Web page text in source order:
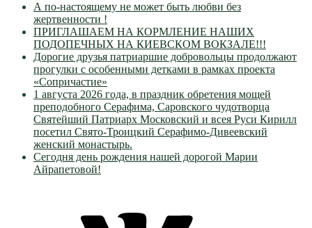
А по-настоящему не может быть любви без
жертвенности !
ПРИГЛАШАЕМ НА КОРМЛЕНИЕ НАШИХ
ПОДОПЕЧНЫХ НА КИЕВСКОМ ВОКЗАЛЕ!!!
Дорогие друзья патриаршие добровольцы продолжают
прогулки с особенными детками в рамках проекта
«Сопричастие»
1 августа 2026 года, в праздник обретения мощей
преподобного Серафима, Саровского чудотворца
Святейший Патриарх Московский и всея Руси Кирилл
посетил Свято-Троицкий Серафимо-Дивеевский
женский монастырь.
Сегодня день рождения нашей дорогой Марии
Айрапетовой!
Добровольцы